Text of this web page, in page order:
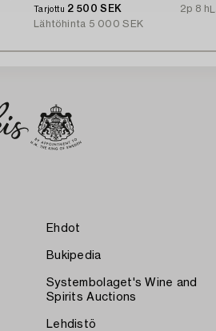
Tarjottu 2 500 SEK
2p 8 h
Lähtöhinta 5 000 SEK
Ehdot
Bukipedia
Systembolaget's Wine and
Spirits Auctions
Lehdistö